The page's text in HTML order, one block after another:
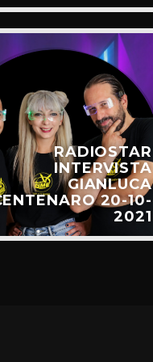
RADIOSTAR
INTERVISTA
GIANLUCA
20-10-
2021